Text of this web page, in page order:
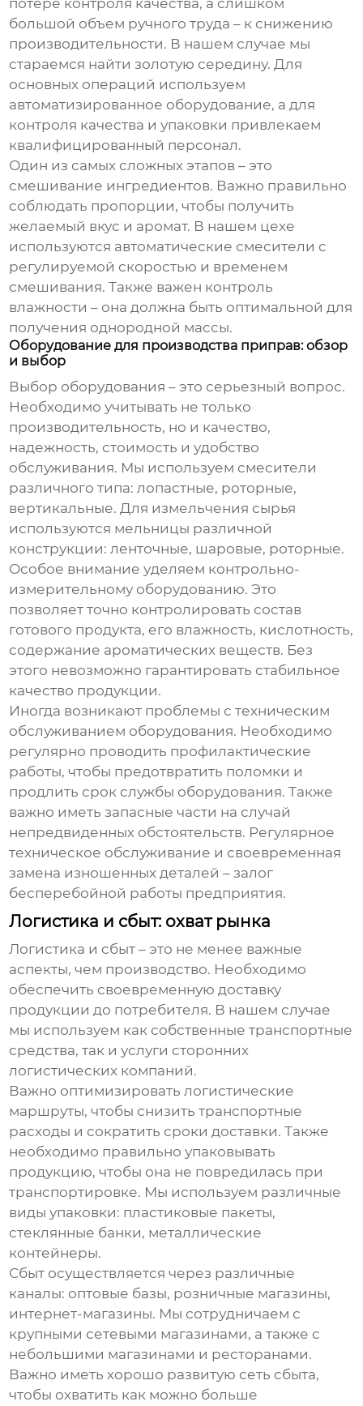
потере контроля качества, а слишком
большой объем ручного труда – к снижению
производительности. В нашем случае мы
стараемся найти золотую середину. Для
основных операций используем
автоматизированное оборудование, а для
контроля качества и упаковки привлекаем
квалифицированный персонал.
Один из самых сложных этапов – это
смешивание ингредиентов. Важно правильно
соблюдать пропорции, чтобы получить
желаемый вкус и аромат. В нашем цехе
используются автоматические смесители с
регулируемой скоростью и временем
смешивания. Также важен контроль
влажности – она должна быть оптимальной для
получения однородной массы.
Оборудование для производства приправ: обзор
и выбор
Выбор оборудования – это серьезный вопрос.
Необходимо учитывать не только
производительность, но и качество,
надежность, стоимость и удобство
обслуживания. Мы используем смесители
различного типа: лопастные, роторные,
вертикальные. Для измельчения сырья
используются мельницы различной
конструкции: ленточные, шаровые, роторные.
Особое внимание уделяем контрольно-
измерительному оборудованию. Это
позволяет точно контролировать состав
готового продукта, его влажность, кислотность,
содержание ароматических веществ. Без
этого невозможно гарантировать стабильное
качество продукции.
Иногда возникают проблемы с техническим
обслуживанием оборудования. Необходимо
регулярно проводить профилактические
работы, чтобы предотвратить поломки и
продлить срок службы оборудования. Также
важно иметь запасные части на случай
непредвиденных обстоятельств. Регулярное
техническое обслуживание и своевременная
замена изношенных деталей – залог
бесперебойной работы предприятия.
Логистика и сбыт: охват рынка
Логистика и сбыт – это не менее важные
аспекты, чем производство. Необходимо
обеспечить своевременную доставку
продукции до потребителя. В нашем случае
мы используем как собственные транспортные
средства, так и услуги сторонних
логистических компаний.
Важно оптимизировать логистические
маршруты, чтобы снизить транспортные
расходы и сократить сроки доставки. Также
необходимо правильно упаковывать
продукцию, чтобы она не повредилась при
транспортировке. Мы используем различные
виды упаковки: пластиковые пакеты,
стеклянные банки, металлические
контейнеры.
Сбыт осуществляется через различные
каналы: оптовые базы, розничные магазины,
интернет-магазины. Мы сотрудничаем с
крупными сетевыми магазинами, а также с
небольшими магазинами и ресторанами.
Важно иметь хорошо развитую сеть сбыта,
чтобы охватить как можно больше